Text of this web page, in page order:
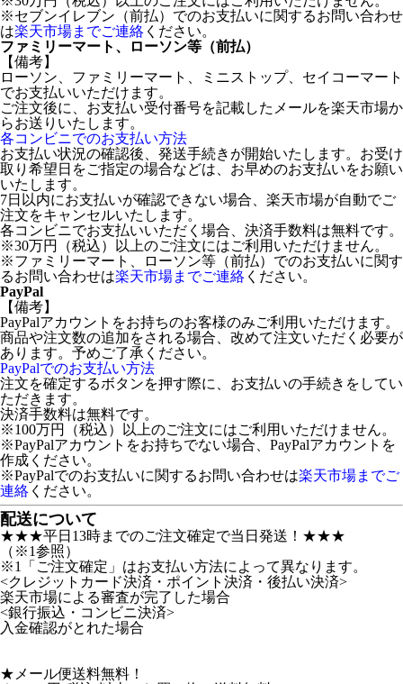
※セブンイレブン（前払）でのお支払いに関するお問い合わせ
は楽天市場までご連絡 ください。
ファミリーマート、ローソン等（前払）
【備考】
ローソン、ファミリーマート、ミニストップ、セイコーマート
でお支払いいただけます。
ご注文後に、お支払い受付番号を記載したメールを楽天市場か
らお送りいたします。
各コンビニでのお支払い方法
お支払い状況の確認後、発送手続きが開始いたします。お受け
取り希望日をご指定の場合などは、お早めのお支払いをお願い
いたします。
7日以内にお支払いが確認できない場合、楽天市場が自動でご
注文をキャンセルいたします。
各コンビニでお支払いいただく場合、決済手数料は無料です。
※30万円（税込）以上のご注文にはご利用いただけません。
※ファミリーマート、ローソン等（前払）でのお支払いに関す
るお問い合わせは楽天市場までご連絡 ください。
PayPal
【備考】
PayPalアカウントをお持ちのお客様のみご利用いただけます。
商品や注文数の追加をされる場合、改めて注文いただく必要が
あります。予めご了承ください。
PayPalでのお支払い方法
注文を確定するボタンを押す際に、お支払いの手続きをしてい
ただきます。
決済手数料は無料です。
※100万円（税込）以上のご注文にはご利用いただけません。
※PayPalアカウントをお持ちでない場合、PayPalアカウントを
作成ください。
※PayPalでのお支払いに関するお問い合わせは楽天市場までご
連絡 ください。
配送について
★★★平日13時までのご注文確定で当日発送！★★★
（※1参照）
※1「ご注文確定」はお支払い方法によって異なります。
<クレジットカード決済・ポイント決済・後払い決済>
楽天市場による審査が完了した場合
<銀行振込・コンビニ決済>
入金確認がとれた場合
★メール便送料無料！